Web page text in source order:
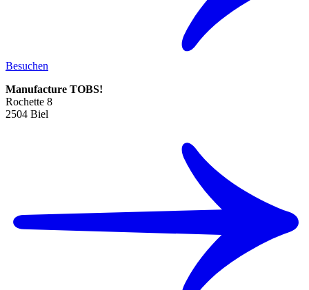
Besuchen
Manufacture TOBS!
Rochette 8
2504 Biel